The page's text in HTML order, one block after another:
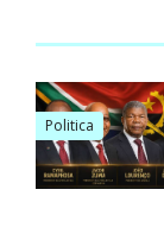
Politica